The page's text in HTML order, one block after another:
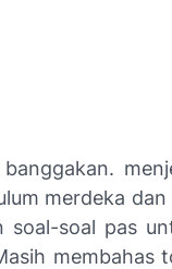
merdeka dan
soal-soal pas
membahas